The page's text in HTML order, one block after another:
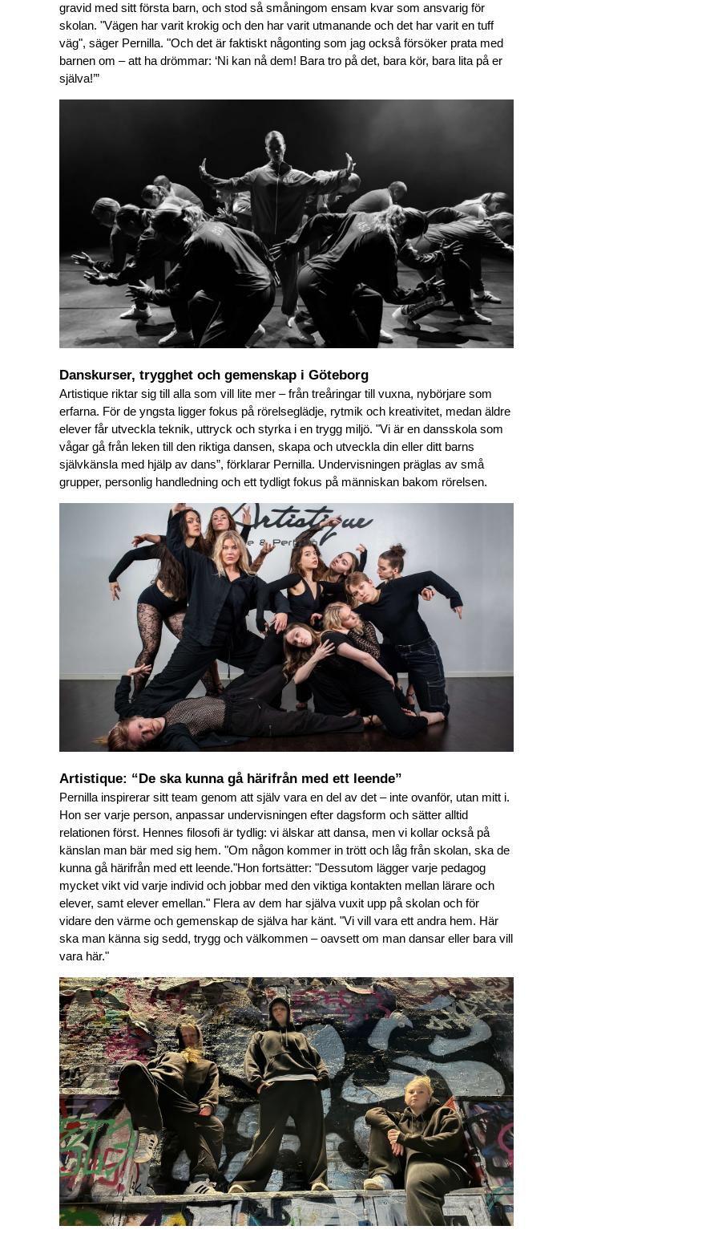
gravid med sitt första barn, och stod så småningom ensam kvar som ansvarig för
skolan. "Vägen har varit krokig och den har varit utmanande och det har varit en tuff
väg", säger Pernilla. "Och det är faktiskt någonting som jag också försöker prata med
barnen om – att ha drömmar: ‘Ni kan nå dem! Bara tro på det, bara kör, bara lita på er
själva!’”
Danskurser, trygghet och gemenskap i Göteborg
Artistique riktar sig till alla som vill lite mer – från treåringar till vuxna, nybörjare som
erfarna. För de yngsta ligger fokus på rörelseglädje, rytmik och kreativitet, medan äldre
elever får utveckla teknik, uttryck och styrka i en trygg miljö. "Vi är en dansskola som
vågar gå från leken till den riktiga dansen, skapa och utveckla din eller ditt barns
självkänsla med hjälp av dans”, förklarar Pernilla. Undervisningen präglas av små
grupper, personlig handledning och ett tydligt fokus på människan bakom rörelsen.
Artistique: “De ska kunna gå härifrån med ett leende”
Pernilla inspirerar sitt team genom att själv vara en del av det – inte ovanför, utan mitt i.
Hon ser varje person, anpassar undervisningen efter dagsform och sätter alltid
relationen först. Hennes filosofi är tydlig: vi älskar att dansa, men vi kollar också på
känslan man bär med sig hem. "Om någon kommer in trött och låg från skolan, ska de
kunna gå härifrån med ett leende."Hon fortsätter: "Dessutom lägger varje pedagog
mycket vikt vid varje individ och jobbar med den viktiga kontakten mellan lärare och
elever, samt elever emellan." Flera av dem har själva vuxit upp på skolan och för
vidare den värme och gemenskap de själva har känt. "Vi vill vara ett andra hem. Här
ska man känna sig sedd, trygg och välkommen – oavsett om man dansar eller bara vill
vara här."